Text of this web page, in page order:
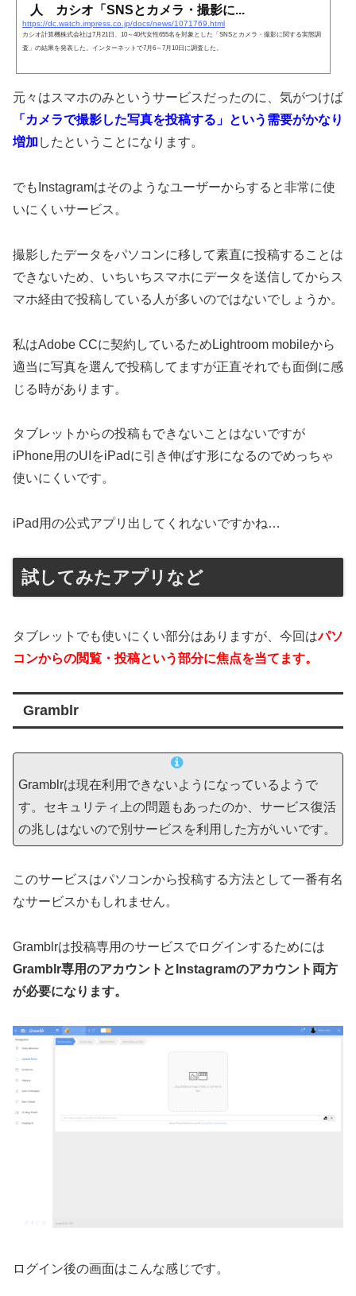
人 カシオ「SNSとカメラ・撮影に...
https://dc.watch.impress.co.jp/docs/news/1071769.html
カシオ計算機株式会社は7月21日、10～40代女性655名を対象とした「SNSとカメラ・撮影に関する実態調
査」の結果を発表した。インターネットで7月6～7月10日に調査した。
元々はスマホのみというサービスだったのに、気がつけば
「カメラで撮影した写真を投稿する」という需要がかなり
増加 したということになります。
でもInstagramはそのようなユーザーからすると非常に使
いにくいサービス。
撮影したデータをパソコンに移して素直に投稿することは
できないため、いちいちスマホにデータを送信してからス
マホ経由で投稿している人が多いのではないでしょうか。
私はAdobe CCに契約しているためLightroom mobileから
適当に写真を選んで投稿してますが正直それでも面倒に感
じる時があります。
タブレットからの投稿もできないことはないですが
iPhone用のUIをiPadに引き伸ばす形になるのでめっちゃ
使いにくいです。
iPad用の公式アプリ出してくれないですかね…
試してみたアプリなど
タブレットでも使いにくい部分はありますが、今回はパソ
コンからの閲覧・投稿という部分に焦点を当てます。
Gramblr
Gramblrは現在利用できないようになっているようで
す。セキュリティ上の問題もあったのか、サービス復活
の兆しはないので別サービスを利用した方がいいです。
このサービスはパソコンから投稿する方法として一番有名
なサービスかもしれません。
Gramblrは投稿専用のサービスでログインするためには
Gramblr専用のアカウントとInstagramのアカウント両方
が必要になります。
ログイン後の画面はこんな感じです。